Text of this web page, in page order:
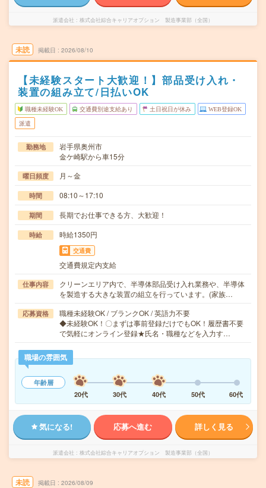
派遣会社 株式会社綜合キャリアオプション 製造事業部（全国）
未読 掲載日 2026/08/10
【未経験スタート大歓迎！】部品受け入れ・
装置の組み立て/日払いOK
職種未経験OK 交通費別途支給あり 土日祝日が休み WEB登録OK
派遣
勤務地
岩手県奥州市
金ケ崎駅から車15分
曜日頻度 月～金
時間 08:10～17:10
期間 長期でお仕事できる方、大歓迎！
時給 時給1350円
交通費
交通費規定内支給
仕事内容
クリーンエリア内で、半導体部品受け入れ業務や、半導体
を製造する大きな装置の組立を行っています。(家族…
応募資格
職種未経験OK / ブランクOK / 英語力不要
◆未経験OK！〇まずは事前登録だけでもOK！履歴書不要
で気軽にオンライン登録★氏名・職種などを入力す…
職場の雰囲気
年齢層
20代
30代 40代 50代 60代
気になる! 応募へ進む 詳しく見る
派遣会社 株式会社綜合キャリアオプション 製造事業部（全国）
未読 掲載日 2026/08/09